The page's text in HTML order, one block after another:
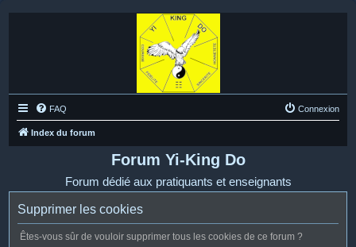
FAQ Connexion
Index du forum
Forum Yi-King Do
Forum dédié aux pratiquants et enseignants
Supprimer les cookies
Êtes-vous sûr de vouloir supprimer tous les cookies de ce forum ?